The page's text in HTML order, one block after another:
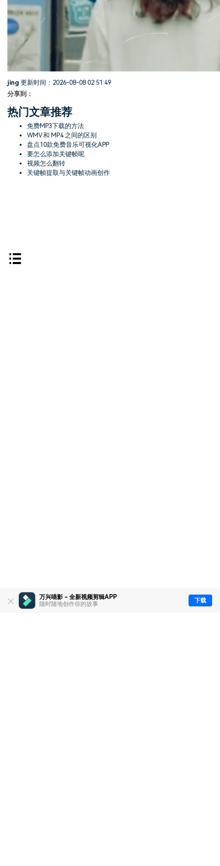
万兴喵影 - 全新视频剪辑APP
随时随地创作你的故事
下载
jing 更新时间：2026-08-08 02:51:49
分享到：
热门文章推荐
免费MP3下载的方法
WMV 和 MP4 之间的区别
盘点10款免费音乐可视化APP
要怎么添加关键帧呢
视频怎么翻转
关键帧提取与关键帧动画创作